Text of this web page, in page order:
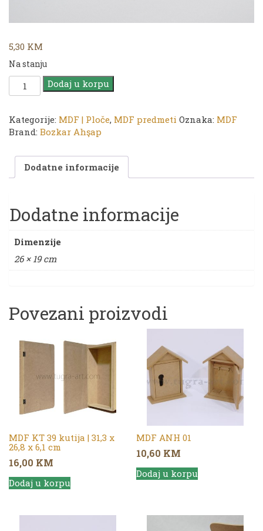
5,30 KM
Na stanju
MDF
PN
ploča
količina
Dodaj u korpu
Kategorije: MDF | Ploče, MDF predmeti Oznaka: MDF
Brand: Bozkar Ahşap
Dodatne informacije
Dodatne informacije
Dimenzije
26 × 19 cm
Povezani proizvodi
MDF KT 39 kutija | 31,3 x
26,8 x 6,1 cm
16,00 KM
Dodaj u korpu
MDF ANH 01
10,60 KM
Dodaj u korpu